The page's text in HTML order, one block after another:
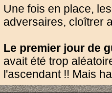
Une fois en place,
adversaires, cloîtrer
Le premier jour de
avait été trop
l'ascendant !! Mais